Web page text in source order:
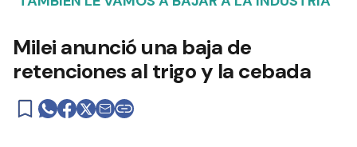
Milei anunció una baja de
retenciones al trigo y la cebada